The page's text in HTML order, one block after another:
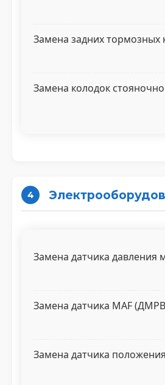
Замена задних тормозных
Замена колодок
4
Замена датчика давления
Замена датчика MAF
Замена датчика